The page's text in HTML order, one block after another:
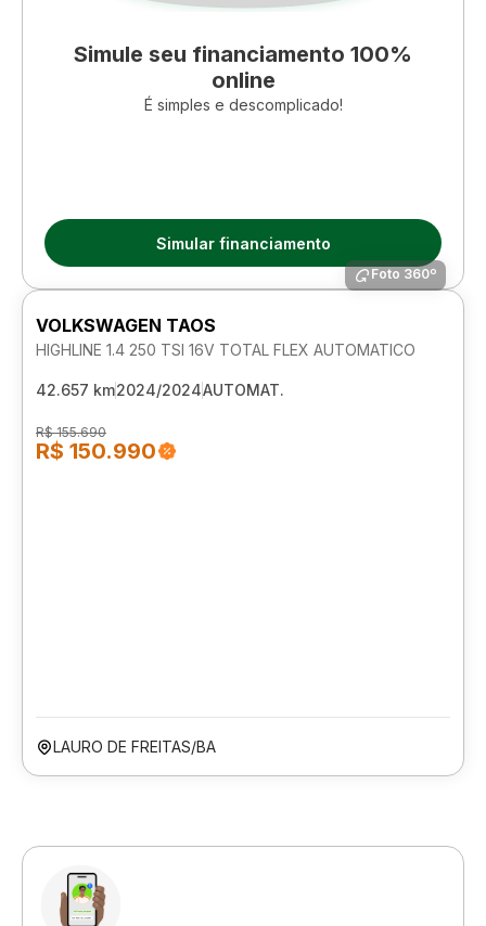
Simule seu financiamento 100%
online
É simples e descomplicado!
Simular financiamento
Foto 360º
VOLKSWAGEN TAOS
HIGHLINE 1.4 250 TSI 16V TOTAL FLEX AUTOMATICO
42.657 km2024/2024AUTOMAT.
R$ 155.690
R$ 150.990
LAURO DE FREITAS/BA